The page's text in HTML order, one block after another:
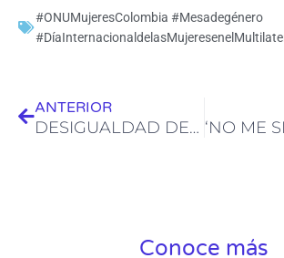
#ONUMujeresColombia #Mesadegénero
ANTERIOR
DESIGUALDAD DE GÉNERO
Conoce más